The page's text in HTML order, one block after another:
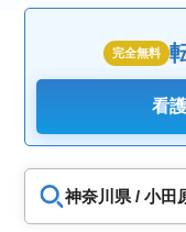
完全無料
看
神奈川県 / 小田